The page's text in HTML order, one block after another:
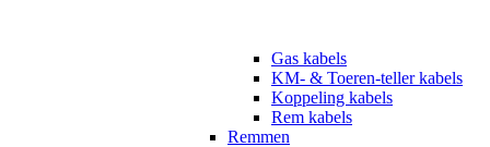
Gas kabels
KM- & Toeren-teller kabels
Koppeling kabels
Rem kabels
Remmen